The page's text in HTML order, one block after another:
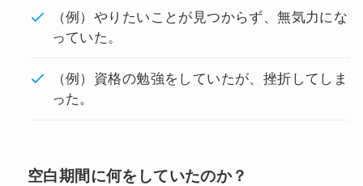
（例）やりたいことが見つからず、無気力にな
っていた。
（例）資格の勉強をしていたが、挫折してしま
った。
空白期間に何をしていたのか？